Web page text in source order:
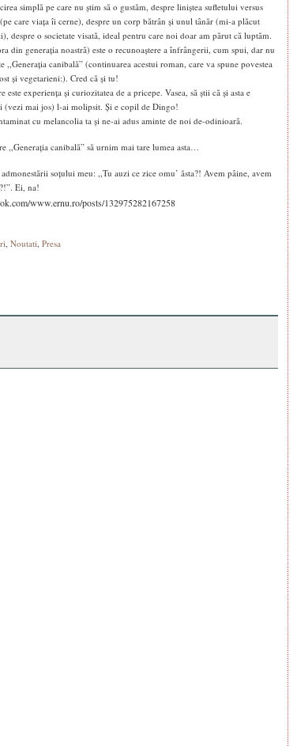
simplă pe care nu știm să o gustăm, despre liniștea sufletului versus
care viața îi cerne), despre un corp bătrân și unul tânăr (mi-a plăcut
despre o societate visată, ideal pentru care noi doar am părut că luptăm.
din generația noastră) este o recunoaștere a înfrângerii, cum spui, dar nu
,,Generația canibală” (continuarea acestui roman, care va spune povestea
și vegetarieni:). Cred că și tu!
este experiența și curiozitatea de a pricepe. Vasea, să știi că și asta e
mai jos) l-ai molipsit. Și e copil de Dingo!
cu melancolia ta și ne-ai adus aminte de noi de-odinioară.
,,Generația canibală” să urnim mai tare lumea asta…
soțului meu: ,,Tu auzi ce zice omu’ ăsta?! Avem pâine, avem
Ei, na!
www.ernu.ro/posts/132975282167258
, Noutati, Presa